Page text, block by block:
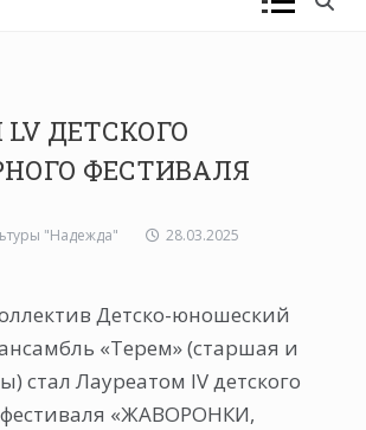
ДЕТСКОГО
ФЕСТИВАЛЯ
"Надежда" 28.03.2025
Детско-юношеский
«Терем» (старшая и
стал Лауреатом lV детского
«ЖАВОРОНКИ,